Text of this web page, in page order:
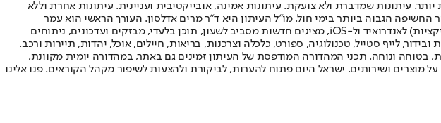
עיתונות שמדברת ולא צועקת. עיתונות אמינה, אובייקטיבית ועניינית. עיתונות אחרת וללא
הפך "ישראל היום" לעיתון הישראלי בעל שיעור החשיפה הגבוה ביותר בימי חול. מו"ל העיתון היא ד"ר מרים אדלסון. העורך הראשי הוא עמר
לחמנוביץ, והעורך המייסד הוא עמוס רגב. אתרי האינטרנט של "ישראל היום" בעברית ובאנגלית, כמו כן היישומונים (אפליקציות) לאנדרואיד ול-iOS, מציגים חדשות מסביב לשעון, תוכן בלעדי, מבזקים ועדכונים, ניתוחים
לייף סטייל, טכנולוגיה, ספורט, כלכלה וצרכנות, בריאות, חיילים, אוכל, יהדות, תיירות ורכב.
בטוחה ונוחה. תכני המהדורה המודפסת של העיתון זמינים גם באתר, במהדורה יומית מקוונת,
מוצרים ושירותים. ישראל היום פתוח להערות, לביקורת ולהצעות לשיפור מקהל הקוראים. פנו אלינו